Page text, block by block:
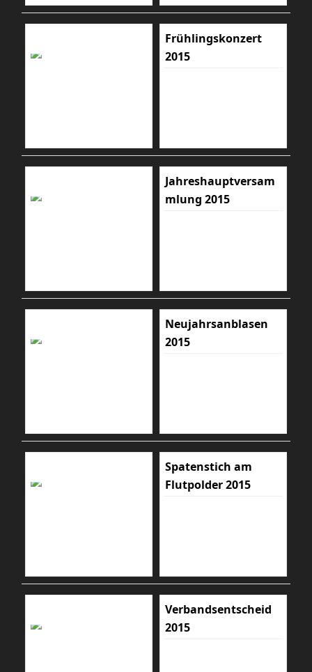
Frühlingskonzert
2015
Jahreshauptversam
mlung 2015
Neujahrsanblasen
2015
Spatenstich am
Flutpolder 2015
Verbandsentscheid
2015